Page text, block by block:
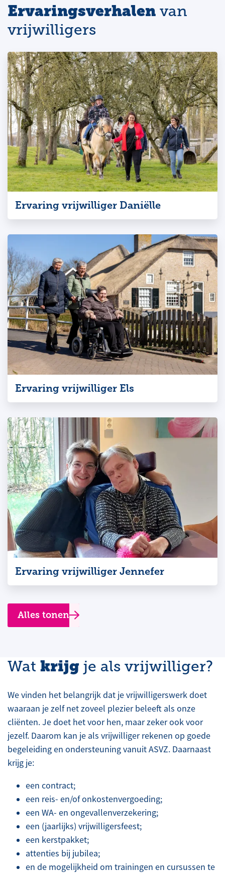
Ervaringsverhalen van
vrijwilligers
Ervaring vrijwilliger Daniëlle
Ervaring vrijwilliger Els
Ervaring vrijwilliger Jennefer
Alles tonen
Wat krijg je als vrijwilliger?
We vinden het belangrijk dat je vrijwilligerswerk doet
waaraan je zelf net zoveel plezier beleeft als onze
cliënten. Je doet het voor hen, maar zeker ook voor
jezelf. Daarom kan je als vrijwilliger rekenen op goede
begeleiding en ondersteuning vanuit ASVZ. Daarnaast
krijg je:
een contract;
een reis- en/of onkostenvergoeding;
een WA- en ongevallenverzekering;
een (jaarlijks) vrijwilligersfeest;
een kerstpakket;
attenties bij jubilea;
en de mogelijkheid om trainingen en cursussen te